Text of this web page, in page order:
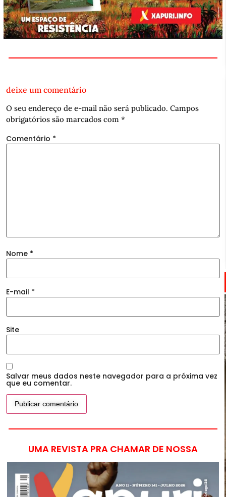
deixe um comentário
O seu endereço de e-mail não será publicado. Campos
obrigatórios são marcados com *
Comentário *
Nome *
E-mail *
Site
Salvar meus dados neste navegador para a próxima vez
que eu comentar.
UMA REVISTA PRA CHAMAR DE NOSSA